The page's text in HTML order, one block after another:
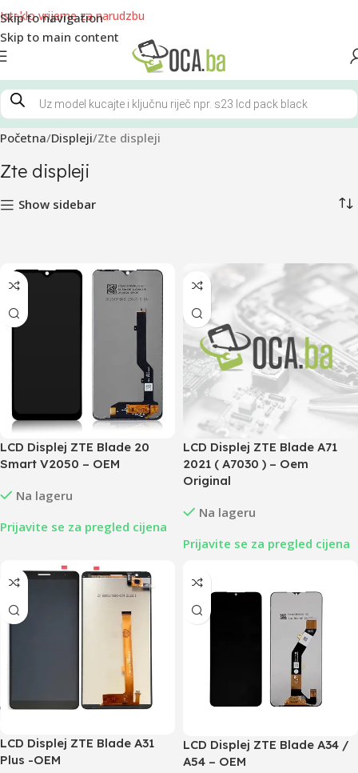
Skip to navigation
Skip to main content
Početna Displeji Zte displeji
Zte displeji
Show sidebar
LCD Displej ZTE Blade 20
Smart V2050 – OEM
Na lageru
Prijavite se za pregled cijena
LCD Displej ZTE Blade A71
2021 ( A7030 ) – Oem
Original
Na lageru
Prijavite se za pregled cijena
LCD Displej ZTE Blade A31
Plus -OEM
LCD Displej ZTE Blade A34 /
A54 – OEM
Isteklo vrijeme za narudzbu